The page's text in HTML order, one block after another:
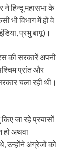
ने हिन्दू महासभा के
भी विभाग में हों वे
प्रभु बापू)।
की सरकारें अपनी
प्रांत और
चला रही थी।
जा रहे प्रयासों
हो अथवा
उन्होंने अंग्रेजों को